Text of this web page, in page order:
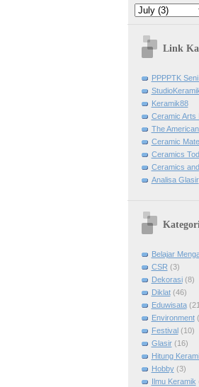
Link
PPPPTK
Keramik88
Ceramic Arts
The
Ceramic
Ceramics
Ceramics
Analisa Glasir
Belajar
CSR (3)
Dekorasi (8)
Diklat (46)
Eduwisata
Environment
Festival (10)
Glasir (16)
Hitung
Hobby (3)
Ilmu Keramik